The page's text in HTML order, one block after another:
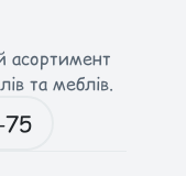
асортимент
та меблів.